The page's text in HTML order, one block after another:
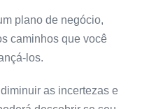
plano de negócio,
caminhos que você
los.
as incertezas e